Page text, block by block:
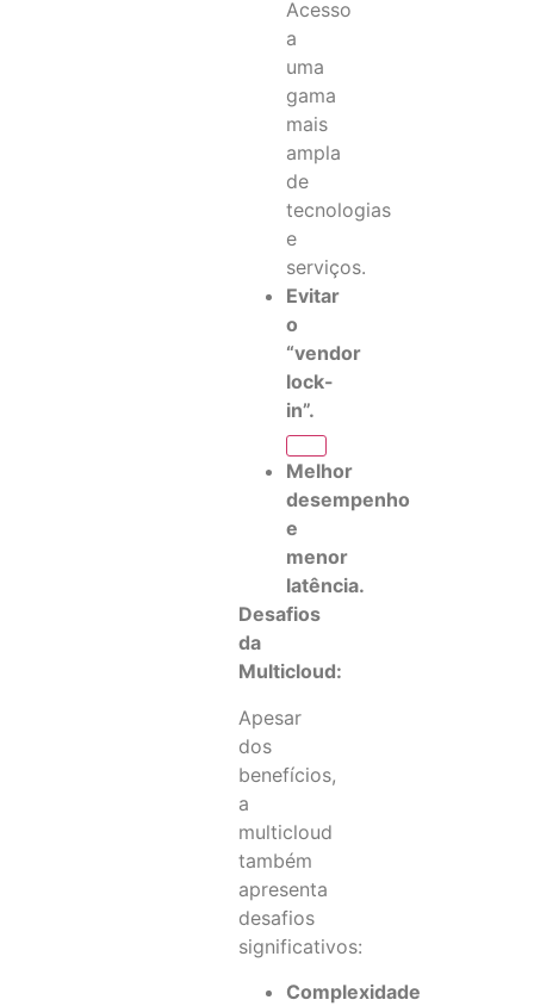
Acesso
a
uma
gama
mais
ampla
de
tecnologias
e
serviços.
Evitar
o
“vendor
lock-
in”.
Melhor
desempenho
e
menor
latência.
Desafios
da
Multicloud:
Apesar
dos
benefícios,
a
multicloud
também
apresenta
desafios
significativos:
Complexidade